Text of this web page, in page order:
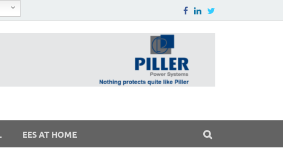
EES AT HOME